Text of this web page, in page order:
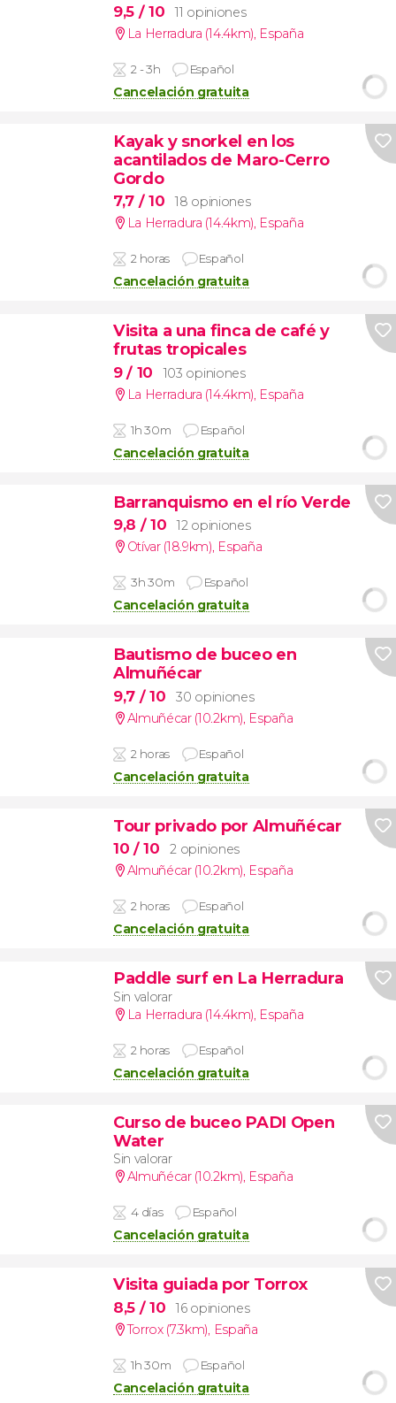
9,5 / 10
11 opiniones
La Herradura (14.4km), España
2 - 3h Español
Cancelación gratuita
Kayak y snorkel en los
acantilados de Maro-Cerro
Gordo
7,7 / 10
18 opiniones
La Herradura (14.4km), España
2 horas Español
Cancelación gratuita
Visita a una finca de café y
frutas tropicales
9/ 10
103 opiniones
La Herradura (14.4km), España
1h 30m Español
Cancelación gratuita
Barranquismo en el río Verde
9,8 / 10
12 opiniones
Otívar (18.9km), España
3h 30m Español
Cancelación gratuita
Bautismo de buceo en
Almuñécar
9,7 / 10
30 opiniones
Almuñécar (10.2km), España
2 horas Español
Cancelación gratuita
Tour privado por Almuñécar
10 / 10
2 opiniones
Almuñécar (10.2km), España
2 horas Español
Cancelación gratuita
Paddle surf en La Herradura
Sin valorar
La Herradura (14.4km), España
2 horas Español
Cancelación gratuita
Curso de buceo PADI Open
Water
Sin valorar
Almuñécar (10.2km), España
4 días Español
Cancelación gratuita
Visita guiada por Torrox
8,5 / 10
16 opiniones
Torrox (7.3km), España
1h 30m Español
Cancelación gratuita